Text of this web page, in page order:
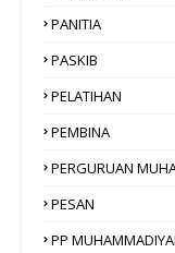
PANITIA
PASKIB
PELATIHAN
PEMBINA
PERGURUAN
PESAN
PP